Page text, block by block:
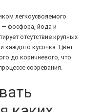
легкоусвояемого
— фосфора, йода и
отсутствие крупных
каждого кусочка. Цвет
до коричневого, что
созревания.